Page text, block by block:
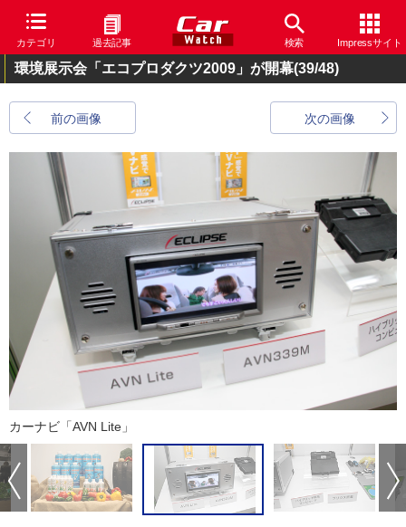
カテゴリ 過去記事 検索 Impressサイト
環境展示会「エコプロダクツ2009」が開幕(39/48)
前の画像 次の画像
カーナビ「AVN Lite」